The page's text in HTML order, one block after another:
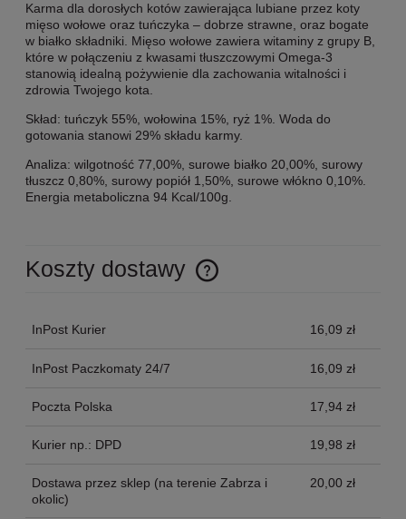
Karma dla dorosłych kotów zawierająca lubiane przez koty
mięso wołowe oraz tuńczyka – dobrze strawne, oraz bogate
w białko składniki. Mięso wołowe zawiera witaminy z grupy B,
które w połączeniu z kwasami tłuszczowymi Omega-3
stanowią idealną pożywienie dla zachowania witalności i
zdrowia Twojego kota.
Skład: tuńczyk 55%, wołowina 15%, ryż 1%. Woda do
gotowania stanowi 29% składu karmy.
Analiza: wilgotność 77,00%, surowe białko 20,00%, surowy
tłuszcz 0,80%, surowy popiół 1,50%, surowe włókno 0,10%.
Energia metaboliczna 94 Kcal/100g.
Koszty dostawy
Cena nie zawiera ewentualnych kosztów płatności
InPost Kurier 16,09 zł
InPost Paczkomaty 24/7 16,09 zł
Poczta Polska 17,94 zł
Kurier np.: DPD 19,98 zł
Dostawa przez sklep (na terenie Zabrza i
okolic)
20,00 zł